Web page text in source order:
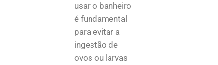
usar o banheiro
é fundamental
para evitar a
ingestão de
ovos ou larvas